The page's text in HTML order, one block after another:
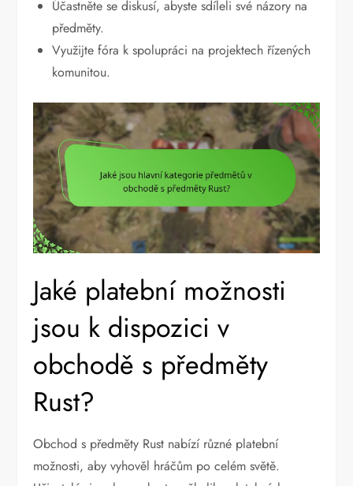
Účastněte se diskusí, abyste sdíleli své názory na
předměty.
Využijte fóra k spolupráci na projektech řízených
komunitou.
Jaké platební možnosti
jsou k dispozici v
obchodě s předměty
Rust?
Obchod s předměty Rust nabízí různé platební
možnosti, aby vyhověl hráčům po celém světě.